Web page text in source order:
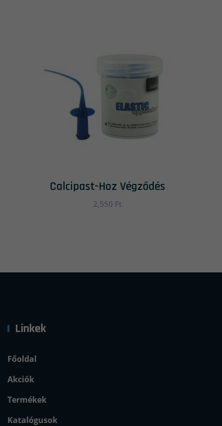
Calcipast-Hoz Végződés
2,550 Ft
Linkek
Főoldal
Akciók
Termékek
Katalógusok